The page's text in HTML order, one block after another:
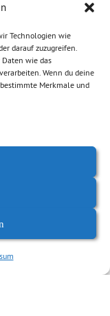
Technologien wie
darauf zuzugreifen.
wie das
Wenn du deine
Merkmale und
die
bei Polizei und
für Sachsen,
einschließt.
PP_Pol